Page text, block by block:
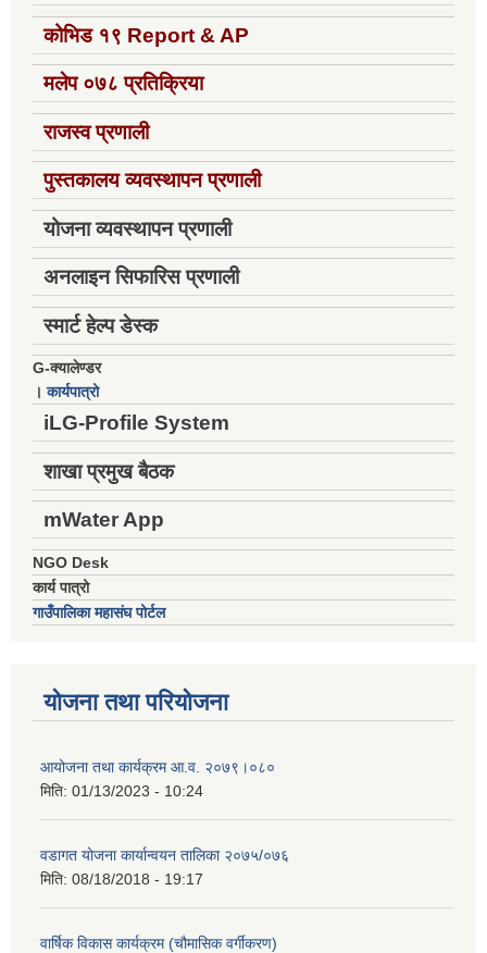
कोभिड १९ Report & AP
मलेप ०७८ प्रतिक्रिया
राजस्व प्रणाली
पुस्तकालय व्यवस्थापन प्रणाली
योजना व्यवस्थापन प्रणाली
अनलाइन सिफारिस प्रणाली
स्मार्ट हेल्प डेस्क
G-क्यालेण्डर
।कार्यपात्रो
iLG-Profile System
शाखा प्रमुख बैठक
mWater App
NGO Desk
कार्य पात्रो
गाउँपालिका महासंघ पोर्टल
योजना तथा परियोजना
आयोजना तथा कार्यक्रम आ.व. २०७९।०८०
मिति: 01/13/2023 - 10:24
वडागत योजना कार्यान्वयन तालिका २०७५/०७६
मिति: 08/18/2018 - 19:17
वार्षिक विकास कार्यक्रम (चौमासिक वर्गीकरण)